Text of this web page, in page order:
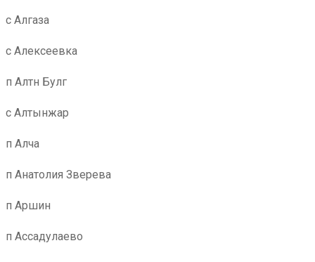
с Алгаза
с Алексеевка
п Алтн Булг
с Алтынжар
п Алча
п Анатолия Зверева
п Аршин
п Ассадулаево